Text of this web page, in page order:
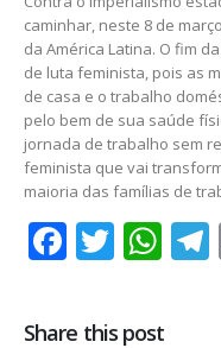
caminhar, neste 8 de
da América Latina. O fim
de luta feminista, pois as
de casa e o trabalho
pelo bem de sua saúde
jornada de trabalho sem
feminista que vai
maioria das famílias de
Share this post